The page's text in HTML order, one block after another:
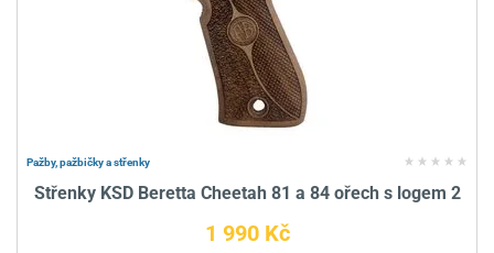
Pažby, pažbičky a střenky
Střenky KSD Beretta Cheetah 81 a 84 ořech s logem 2
1 990 Kč